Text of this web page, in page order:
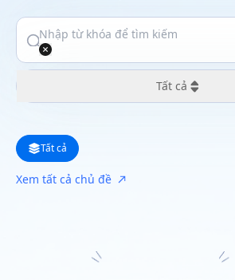
Tất cả
24 giờ qua
Tuần trước
Tất cả
Xem tất cả chủ đề